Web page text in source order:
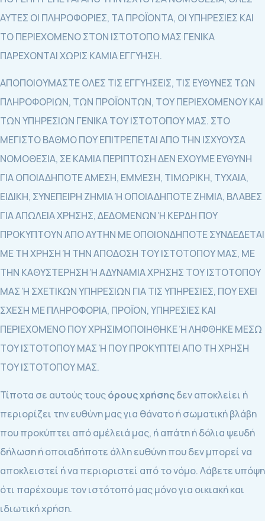
ΑΥΤΕΣ ΟΙ ΠΛΗΡΟΦΟΡΙΕΣ, ΤΑ ΠΡΟΪΟΝΤΑ, ΟΙ ΥΠΗΡΕΣΙΕΣ ΚΑΙ
ΤΟ ΠΕΡΙΕΧΟΜΕΝΟ ΣΤΟΝ ΙΣΤΟΤΟΠΟ ΜΑΣ ΓΕΝΙΚΑ
ΠΑΡΕΧΟΝΤΑΙ ΧΩΡΙΣ ΚΑΜΙΑ ΕΓΓΥΗΣΗ.
ΑΠΟΠΟΙΟΥΜΑΣΤΕ ΟΛΕΣ ΤΙΣ ΕΓΓΥΗΣΕΙΣ, ΤΙΣ ΕΥΘΥΝΕΣ ΤΩΝ
ΠΛΗΡΟΦΟΡΙΩΝ, ΤΩΝ ΠΡΟΪΟΝΤΩΝ, ΤΟΥ ΠΕΡΙΕΧΟΜΕΝΟΥ ΚΑΙ
ΤΩΝ ΥΠΗΡΕΣΙΩΝ ΓΕΝΙΚΑ ΤΟΥ ΙΣΤΟΤΟΠΟΥ ΜΑΣ. ΣΤΟ
ΜΕΓΙΣΤΟ ΒΑΘΜΟ ΠΟΥ ΕΠΙΤΡΕΠΕΤΑΙ ΑΠΟ ΤΗΝ ΙΣΧΥΟΥΣΑ
ΝΟΜΟΘΕΣΙΑ, ΣΕ ΚΑΜΙΑ ΠΕΡΙΠΤΩΣΗ ΔΕΝ ΕΧΟΥΜΕ ΕΥΘΥΝΗ
ΓΙΑ ΟΠΟΙΑΔΗΠΟΤΕ ΑΜΕΣΗ, ΕΜΜΕΣΗ, ΤΙΜΩΡΙΚΗ, ΤΥΧΑΙΑ,
ΕΙΔΙΚΗ, ΣΥΝΕΠΕΙΡΗ ΖΗΜΙΑ Ή ΟΠΟΙΑΔΗΠΟΤΕ ΖΗΜΙΑ, ΒΛΑΒΕΣ
ΓΙΑ ΑΠΩΛΕΙΑ ΧΡΗΣΗΣ, ΔΕΔΟΜΕΝΩΝ Ή ΚΕΡΔΗ ΠΟΥ
ΠΡΟΚΥΠΤΟΥΝ ΑΠΟ ΑΥΤΗΝ ΜΕ ΟΠΟΙΟΝΔΗΠΟΤΕ ΣΥΝΔΕΔΕΤΑΙ
ΜΕ ΤΗ ΧΡΗΣΗ Ή ΤΗΝ ΑΠΟΔΟΣΗ ΤΟΥ ΙΣΤΟΤΟΠΟΥ ΜΑΣ, ΜΕ
ΤΗΝ ΚΑΘΥΣΤΕΡΗΣΗ Ή ΑΔΥΝΑΜΙΑ ΧΡΗΣΗΣ ΤΟΥ ΙΣΤΟΤΟΠΟΥ
ΜΑΣ Ή ΣΧΕΤΙΚΩΝ ΥΠΗΡΕΣΙΩΝ ΓΙΑ ΤΙΣ ΥΠΗΡΕΣΙΕΣ, ΠΟΥ ΕΧΕΙ
ΣΧΕΣΗ ΜΕ ΠΛΗΡΟΦΟΡΙΑ, ΠΡΟΪΟΝ, ΥΠΗΡΕΣΙΕΣ ΚΑΙ
ΠΕΡΙΕΧΟΜΕΝΟ ΠΟΥ ΧΡΗΣΙΜΟΠΟΙΗΘΗΚΕ Ή ΛΗΦΘΗΚΕ ΜΕΣΩ
ΤΟΥ ΙΣΤΟΤΟΠΟΥ ΜΑΣ Ή ΠΟΥ ΠΡΟΚΥΠΤΕΙ ΑΠΟ ΤΗ ΧΡΗΣΗ
ΤΟΥ ΙΣΤΟΤΟΠΟΥ ΜΑΣ.
Τίποτα σε αυτούς τουςόρους χρήσηςδεν αποκλείει ή
περιορίζει την ευθύνη μας για θάνατο ή σωματική βλάβη
που προκύπτει από αμέλειά μας, ή απάτη ή δόλια ψευδή
δήλωση ή οποιαδήποτε άλλη ευθύνη που δεν μπορεί να
αποκλειστεί ή να περιοριστεί από το νόμο. Λάβετε υπόψη
ότι παρέχουμε τον ιστότοπό μας μόνο για οικιακή και
ιδιωτική χρήση.